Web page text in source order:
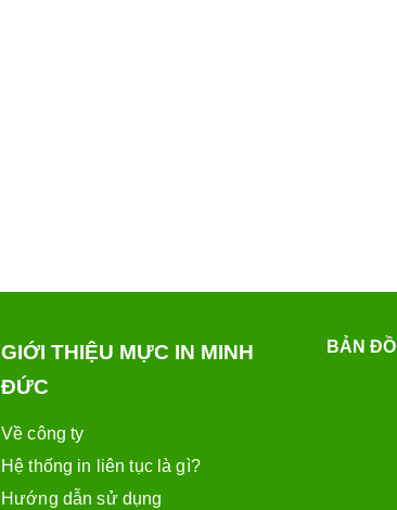
GIỚI THIỆU MỰC IN MINH
ĐỨC
Về công ty
Hệ thống in liên tục là gì?
Hướng dẫn sử dụng
BẢN ĐỒ